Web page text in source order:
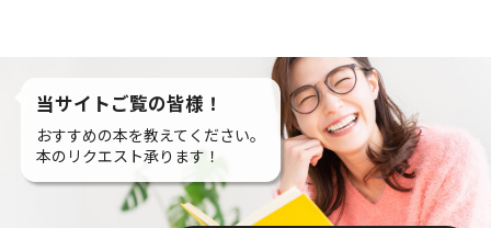
当サイトご覧の皆様！
おすすめの本を教えてください。
本のリクエスト承ります！